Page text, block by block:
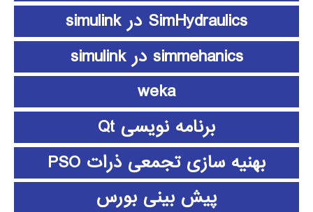
SimHydraulics در simulink
simmehanics در simulink
weka
برنامه نویسی Qt
بهنیه سازی تجمعی ذرات PSO
پیش بینی بورس